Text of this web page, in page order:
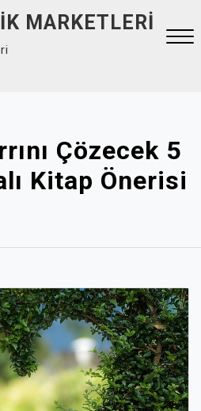
MARKETLERI
Çözecek 5
Kitap Önerisi